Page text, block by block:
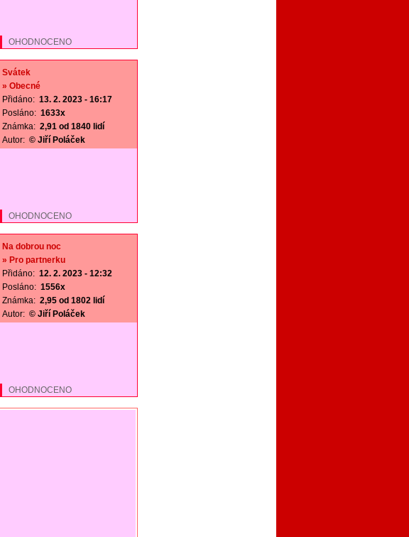
OHODNOCENO
Svátek
» Obecné
Přidáno: 13. 2. 2023 - 16:17
Posláno: 1633x
Známka: 2,91 od 1840 lidí
Autor: © Jiří Poláček
OHODNOCENO
Na dobrou noc
» Pro partnerku
Přidáno: 12. 2. 2023 - 12:32
Posláno: 1556x
Známka: 2,95 od 1802 lidí
Autor: © Jiří Poláček
OHODNOCENO